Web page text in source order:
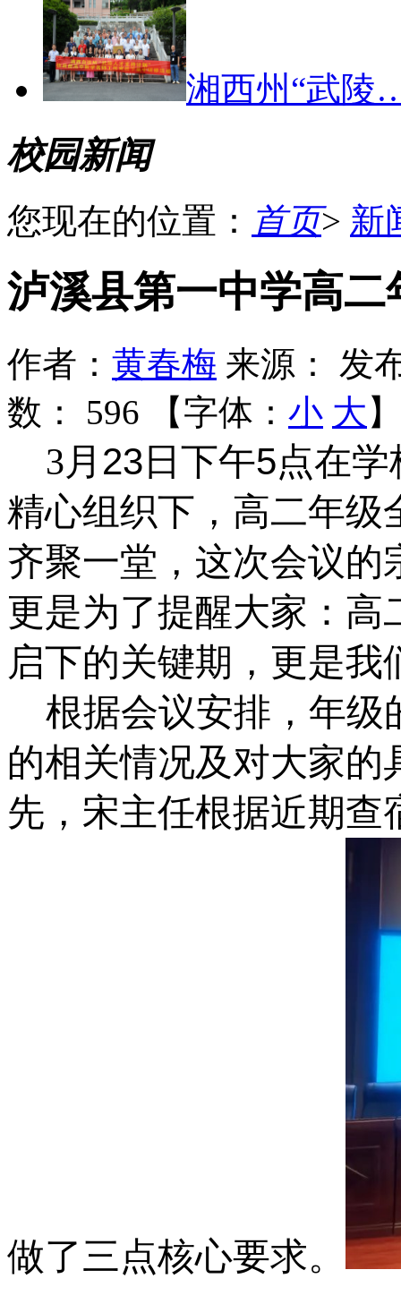
湘西州“武陵
校园新闻
您现在的位置： 首页> 新
泸溪县第一中学高
作者： 黄春梅 来源：
发
数： 596 【字体： 小 大 】
3月 23 日下午5点在
精心组织下，高二年级
齐聚一堂，这次会议的
更是为了提醒大家：高
启下的关键期，更是
根据会议安排，年级
的相关情况及对大家的
先，宋主任根据近期查
做了三点核心要求。